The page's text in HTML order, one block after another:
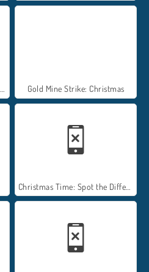
Gold Mine Strike: Christmas
Christmas Time: Spot the Difference